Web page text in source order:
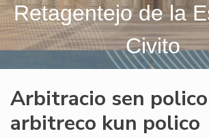
Retagentejo de la
Civito
Arbitracio sen
arbitreco kun polico